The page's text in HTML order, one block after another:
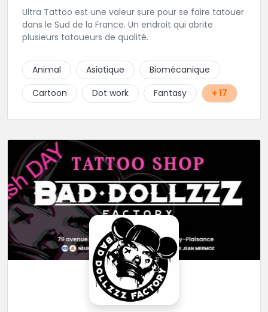
Ultra Tattoo est une valeur sure pour se faire tatouer
dans le Sud de la France. Un endroit qui abrite
plusieurs tatoueurs de qualité.
Animal Asiatique
Biomécanique
Cartoon
Dot work Fantasy + 17